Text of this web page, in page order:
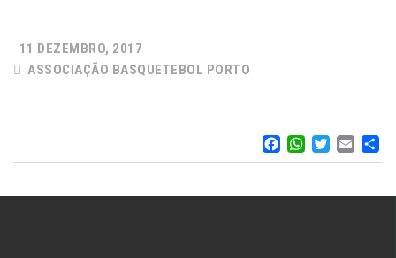
11 DEZEMBRO, 2017
ASSOCIAÇÃO BASQUETEBOL PORTO